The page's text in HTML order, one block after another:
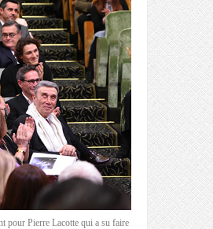
pour Pierre Lacotte qui a su faire